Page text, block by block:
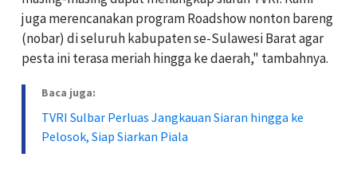
juga merencanakan program Roadshow nonton bareng
(nobar) di seluruh kabupaten se-Sulawesi Barat agar
pesta ini terasa meriah hingga ke daerah," tambahnya.
Baca juga:
TVRI Sulbar Perluas Jangkauan Siaran hingga ke
Pelosok, Siap Siarkan Piala